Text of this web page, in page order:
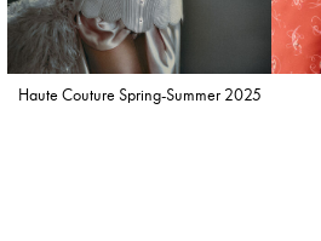
Haute Couture Spring-Summer 2025